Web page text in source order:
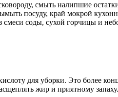
смыть налипшие
посуду, край мокрой
смеси соды, сухой горчицы и
для уборки. Это более
жир и приятному